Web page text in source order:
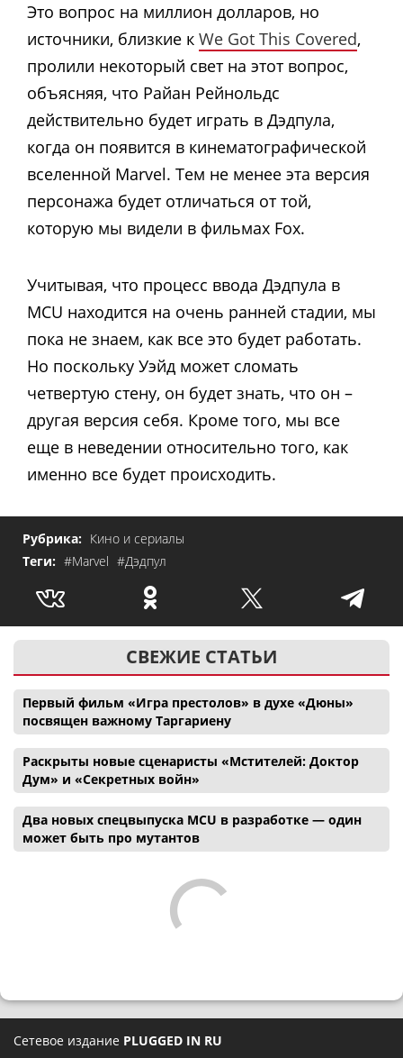
Это вопрос на миллион долларов, но
источники, близкие к We Got This Covered,
пролили некоторый свет на этот вопрос,
объясняя, что Райан Рейнольдс
действительно будет играть в Дэдпула,
когда он появится в кинематографической
вселенной Marvel. Тем не менее эта версия
персонажа будет отличаться от той,
которую мы видели в фильмах Fox.
Учитывая, что процесс ввода Дэдпула в
MCU находится на очень ранней стадии, мы
пока не знаем, как все это будет работать.
Но поскольку Уэйд может сломать
четвертую стену, он будет знать, что он –
другая версия себя. Кроме того, мы все
еще в неведении относительно того, как
именно все будет происходить.
Рубрика: Кино и сериалы
Теги: #Marvel #Дэдпул
СВЕЖИЕ СТАТЬИ
Первый фильм «Игра престолов» в духе «Дюны»
посвящен важному Таргариену
Раскрыты новые сценаристы «Мстителей: Доктор
Дум» и «Секретных войн»
Два новых спецвыпуска MCU в разработке — один
может быть про мутантов
Сетевое издание PLUGGED IN RU